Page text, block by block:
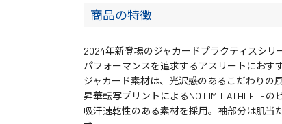
商品の特徴
2024年新登場のジャカードプラクティスシリ
パフォーマンスを追求するアスリートにおす
ジャカード素材は、光沢感のあるこだわりの
昇華転写プリントによるNO LIMIT ATHLETEの
吸汗速乾性のある素材を採用。袖部分は肌当